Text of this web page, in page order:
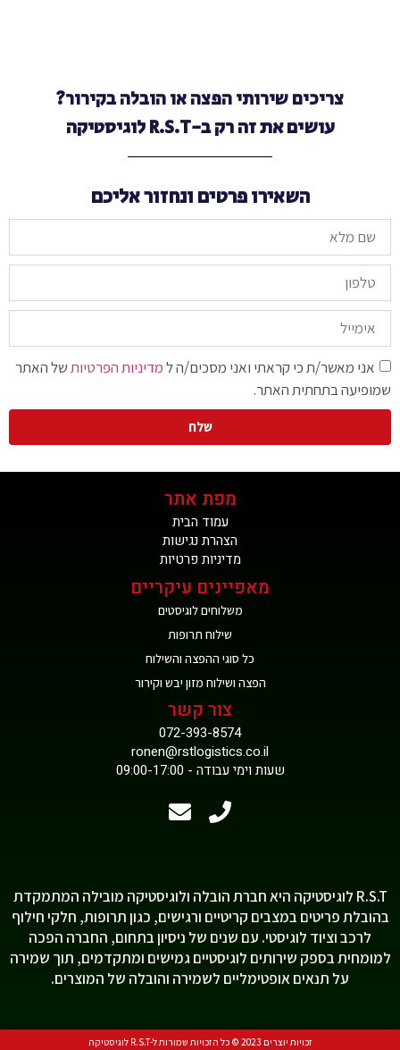
צריכים שירותי הפצה או הובלה בקירור?
עושים את זה רק ב-R.S.T לוגיסטיקה
השאירו פרטים ונחזור אליכם
אני מאשר/ת כי קראתי ואני מסכים/ה למדיניות הפרטיותשל האתר
שמופיעה בתחתית האתר.
שלח
מפת אתר
עמוד הבית
הצהרת נגישות
מדיניות פרטיות
מאפיינים עיקריים
משלוחים לוגיסטים
שילוח תרופות
כל סוגי ההפצה והשילוח
הפצה ושילוח מזון יבש וקירור
צור קשר
072-393-8574
ronen@rstlogistics.co.il
שעות וימי עבודה - 09:00-17:00
R.S.T לוגיסטיקה היא חברת הובלה ולוגיסטיקה מובילה המתמקדת
בהובלת פריטים במצבים קריטיים ורגישים, כגון תרופות, חלקי חילוף
לרכב וציוד לוגיסטי. עם שנים של ניסיון בתחום, החברה הפכה
למומחית בספק שירותים לוגיסטיים גמישים ומתקדמים, תוך שמירה
על תנאים אופטימליים לשמירה והובלה של המוצרים.
זכויות יוצרים 2023 © כל הזכויות שמורות ל-R.S.T לוגיסטיקה